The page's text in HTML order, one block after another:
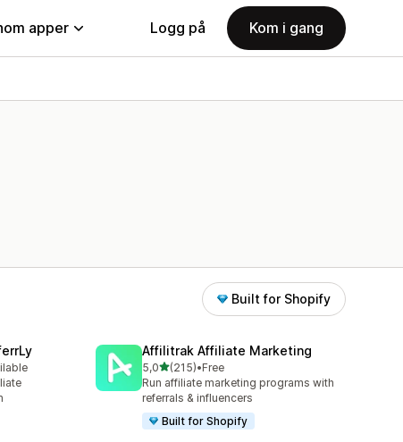
apper Logg på Kom i gang
Built for Shopify
Affilitrak Affiliate Marketing
5,0av 5 stjerner
(215)
Totalt 215 omtaler
•Free
Run affiliate marketing programs with
referrals & influencers
Built for Shopify